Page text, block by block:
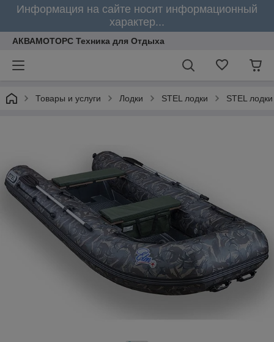
Информация на сайте носит информационный
характер...
АКВАМОТОРС Техника для Отдыха
Товары и услуги Лодки STEL лодки STEL